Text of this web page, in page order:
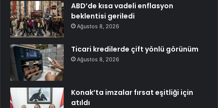
ABD’de kısa vadeli enflasyon
beklentisi geriledi
Ağustos 8, 2026
Ticari kredilerde çift yönlü görünüm
Ağustos 8, 2026
Konak’ta imzalar fırsat eşitliği için
atıldı